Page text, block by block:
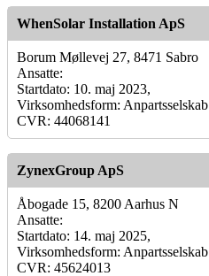
WhenSolar Installation ApS
Borum Møllevej 27, 8471 Sabro
Ansatte:
Startdato: 10. maj 2023,
Virksomhedsform: Anpartsselskab
CVR: 44068141
ZynexGroup ApS
Åbogade 15, 8200 Aarhus N
Ansatte:
Startdato: 14. maj 2025,
Virksomhedsform: Anpartsselskab
CVR: 45624013